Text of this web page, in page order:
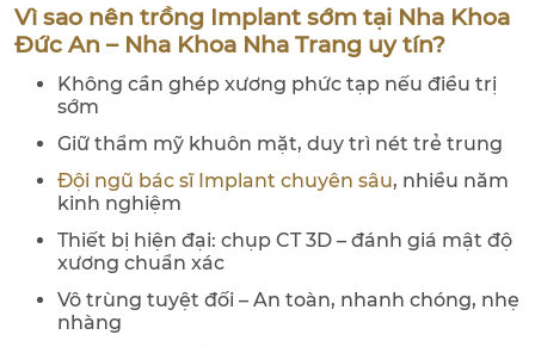
Vì sao nên trồng Implant sớm tại Nha Khoa
Đức An – Nha Khoa Nha Trang uy tín?
Không cần ghép xương phức tạp nếu điều trị
sớm
Giữ thẩm mỹ khuôn mặt, duy trì nét trẻ trung
Đội ngũ bác sĩ Implant chuyên sâu, nhiều năm
kinh nghiệm
Thiết bị hiện đại: chụp CT 3D – đánh giá mật độ
xương chuẩn xác
Vô trùng tuyệt đối – An toàn, nhanh chóng, nhẹ
nhàng